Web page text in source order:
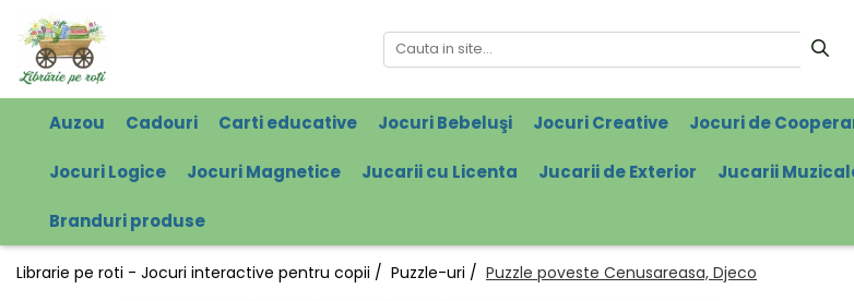
Auzou Cadouri Carti educative Jocuri Bebeluşi Jocuri Creative Jocuri de
Jocuri Logice Jocuri Magnetice Jucarii cu Licenta Jucarii de Exterior Jucarii
Branduri produse
Librarie pe roti - Jocuri interactive pentru copii / Puzzle-uri / Puzzle poveste Cenusareasa, Djeco